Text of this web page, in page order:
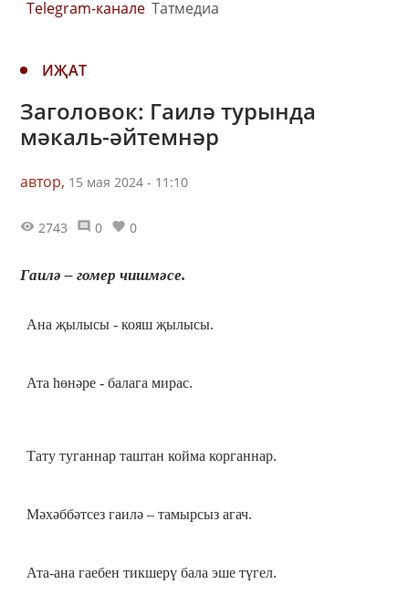
Telegram-канале Татмедиа
ИҖАТ
Заголовок: Гаилә турында
мәкаль-әйтемнәр
автор, 15 мая 2024 - 11:10
2743 0 0
Гаилә – гомер чишмәсе.
Ана җылысы - кояш җылысы.
Ата һөнәре - балага мирас.
Тату туганнар таштан койма корганнар.
Мәхәббәтсез гаилә – тамырсыз агач.
Ата-ана гаебен тикшерү бала эше түгел.